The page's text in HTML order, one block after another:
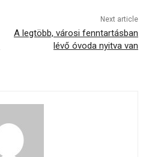
Next article
A legtöbb, városi fenntartásban
lévő óvoda nyitva van